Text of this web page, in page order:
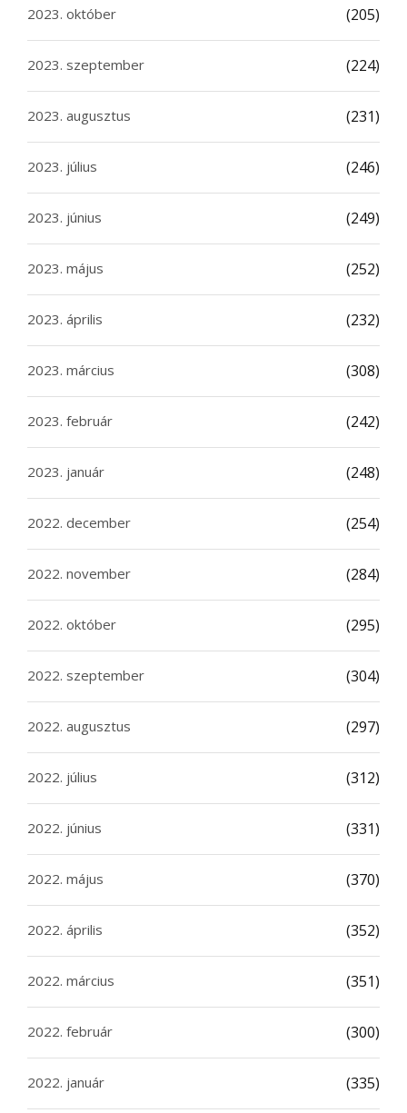
2023. október (205)
2023. szeptember (224)
2023. augusztus (231)
2023. július (246)
2023. június (249)
2023. május (252)
2023. április (232)
2023. március (308)
2023. február (242)
2023. január (248)
2022. december (254)
2022. november (284)
2022. október (295)
2022. szeptember (304)
2022. augusztus (297)
2022. július (312)
2022. június (331)
2022. május (370)
2022. április (352)
2022. március (351)
2022. február (300)
2022. január (335)